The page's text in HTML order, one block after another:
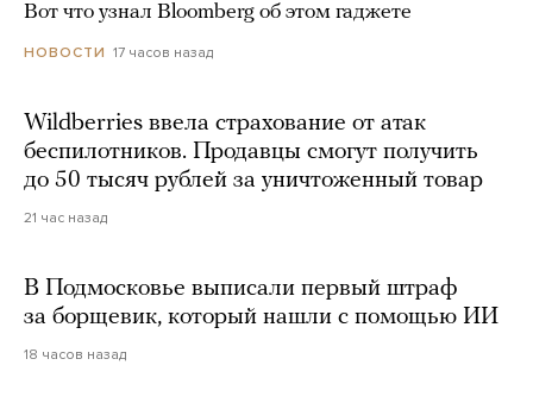
Вот что узнал Bloomberg об этом гаджете
НОВОСТИ 17 часов назад
Wildberries ввела страхование от атак
беспилотников. Продавцы смогут получить
до 50 тысяч рублей за уничтоженный товар
21 час назад
В Подмосковье выписали первый штраф
за борщевик, который нашли с помощью ИИ
18 часов назад